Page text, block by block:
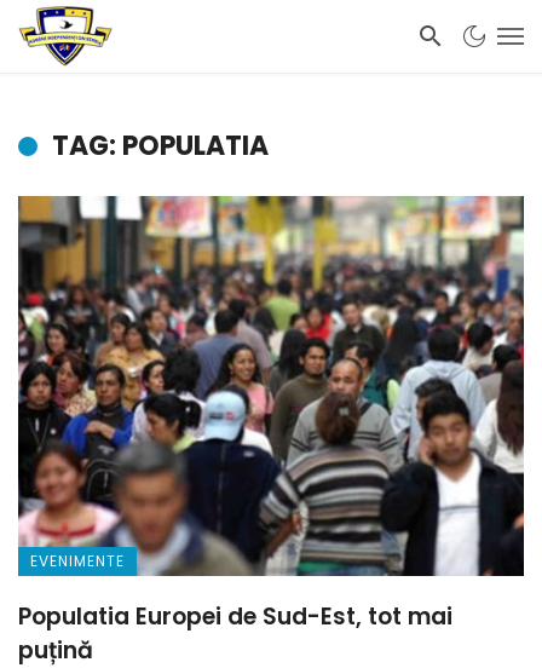
TAG: POPULATIA
EVENIMENTE
Populatia Europei de Sud-Est, tot mai
puțină